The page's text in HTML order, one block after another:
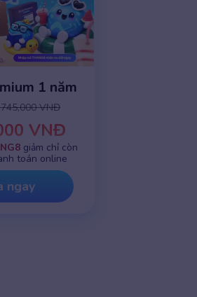
1 năm
VNĐ
VNĐ
giảm chỉ còn
toán online
ngay